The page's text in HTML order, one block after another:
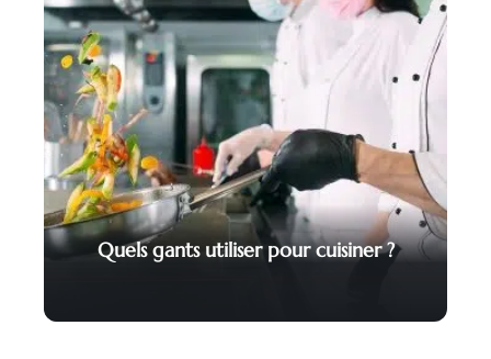
Quels gants utiliser pour cuisiner ?